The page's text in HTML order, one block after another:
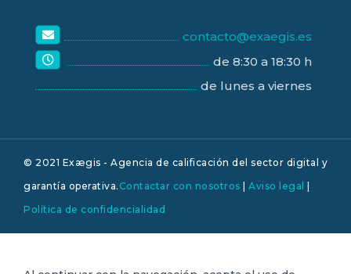
contacto@exaegis.es
de 8:30 a 18:30 h
de lunes a viernes
© 2021 Exægis - Agencia de calificación del sector digital y
garantía operativa. Contactar con nosotros | Aviso legal |
Política de confidencialidad